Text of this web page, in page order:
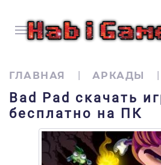
ГЛАВНАЯ АРКАДЫ
Bad Pad скачать
бесплатно на ПК